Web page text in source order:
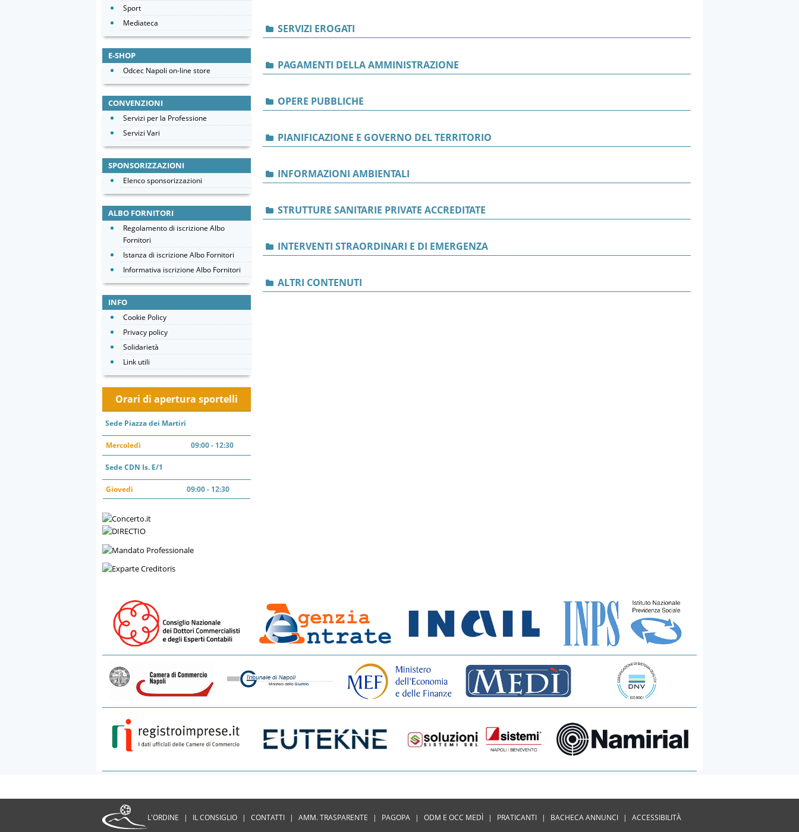
SERVIZI EROGATI
PAGAMENTI DELLA AMMINISTRAZIONE
OPERE PUBBLICHE
PIANIFICAZIONE E GOVERNO DEL TERRITORIO
INFORMAZIONI AMBIENTALI
STRUTTURE SANITARIE PRIVATE ACCREDITATE
INTERVENTI STRAORDINARI E DI EMERGENZA
ALTRI CONTENUTI
Sport
Mediateca
E-SHOP
Odcec Napoli on-line store
CONVENZIONI
Servizi per la Professione
Servizi Vari
SPONSORIZZAZIONI
Elenco sponsorizzazioni
ALBO FORNITORI
Regolamento di iscrizione Albo
Fornitori
Istanza di iscrizione Albo Fornitori
Informativa iscrizione Albo Fornitori
INFO
Cookie Policy
Privacy policy
Solidarietà
Link utili
Orari di apertura sportelli
Sede Piazza dei Martiri
Mercoledì 09:00 - 12:30
Sede CDN Is. E/1
Giovedì 09:00 - 12:30
L'ORDINE | IL CONSIGLIO | CONTATTI | AMM. TRASPARENTE | PAGOPA | ODM E OCC MEDÌ | PRATICANTI | BACHECA ANNUNCI | ACCESSIBILITÀ